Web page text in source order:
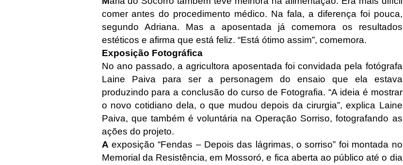
comer antes do procedimento médico. Na fala, a diferença foi pouca,
segundo Adriana. Mas a aposentada já comemora os resultados
estéticos e afirma que está feliz. “Está ótimo assim”, comemora.
Exposição Fotográfica
No ano passado, a agricultora aposentada foi convidada pela fotógrafa
Laine Paiva para ser a personagem do ensaio que ela estava
produzindo para a conclusão do curso de Fotografia. “A ideia é mostrar
o novo cotidiano dela, o que mudou depois da cirurgia”, explica Laine
Paiva, que também é voluntária na Operação Sorriso, fotografando as
ações do projeto.
A exposição “Fendas – Depois das lágrimas, o sorriso” foi montada no
Memorial da Resistência, em Mossoró, e fica aberta ao público até o dia